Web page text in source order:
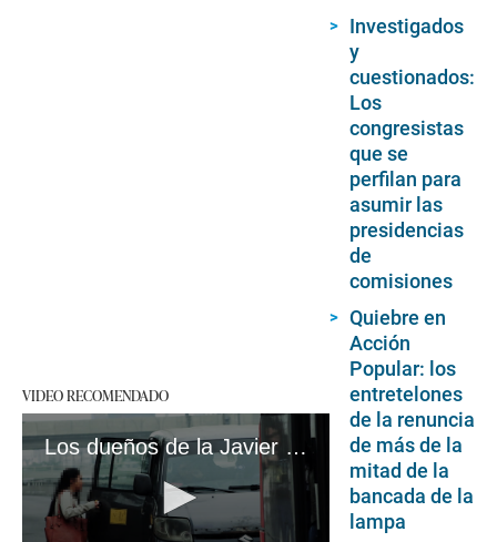
VIDEO RECOMENDADO
Los dueños de la Javier Prado: las nueve cabezas detrás del caos de las minivanes informales #VideosEC
Investigados
y
cuestionados:
Los
congresistas
que se
perfilan para
asumir las
presidencias
de
comisiones
Quiebre en
Acción
Popular: los
entretelones
de la renuncia
de más de la
mitad de la
bancada de la
lampa